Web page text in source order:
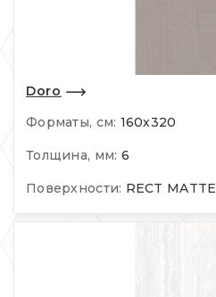
Doro
Форматы, см: 160х320
Толщина, мм: 6
Поверхности: RECT MATTE